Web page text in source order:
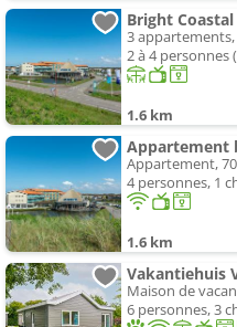
Bright
3 appartements,
2 à 4 personnes
1.6 km
Appartement
Appartement,
4 personnes, 1
1.6 km
Vakantiehuis
Maison de
6 personnes, 3